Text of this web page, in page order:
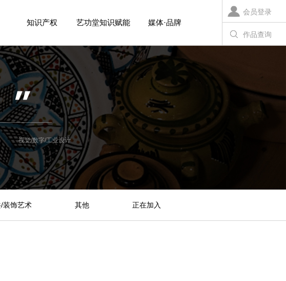
知识产权 艺功堂知识赋能 媒体·品牌
会员登录
作品查询
视觉/数字/工业设计
装饰艺术 其他 正在加入